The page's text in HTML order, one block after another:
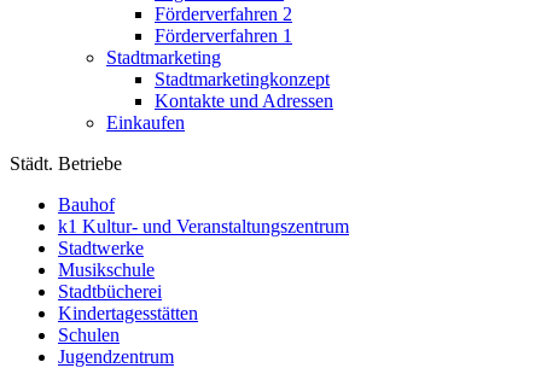
Förderverfahren 2
Förderverfahren 1
Stadtmarketing
Stadtmarketingkonzept
Kontakte und Adressen
Einkaufen
Städt. Betriebe
Bauhof
k1 Kultur- und Veranstaltungszentrum
Stadtwerke
Musikschule
Stadtbücherei
Kindertagesstätten
Schulen
Jugendzentrum